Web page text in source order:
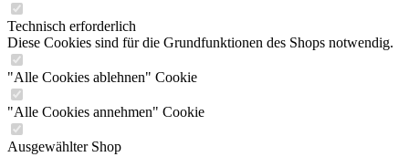
Technisch erforderlich
Diese Cookies sind für die Grundfunktionen des Shops notwendig.
"Alle Cookies ablehnen" Cookie
"Alle Cookies annehmen" Cookie
Ausgewählter Shop